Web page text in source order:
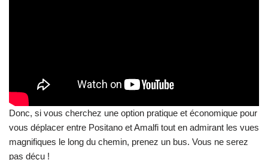
Donc, si vous cherchez une option pratique et économique pour
vous déplacer entre Positano et Amalfi tout en admirant les vues
magnifiques le long du chemin, prenez un bus. Vous ne serez
pas déçu !